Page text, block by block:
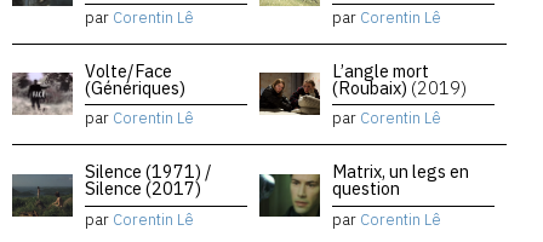
par Corentin Lê par Corentin Lê
Volte/Face
(Génériques)
par Corentin Lê
L’angle mort
(Roubaix) (2019)
par Corentin Lê
Silence (1971) /
Silence (2017)
par Corentin Lê
Matrix, un legs en
question
par Corentin Lê